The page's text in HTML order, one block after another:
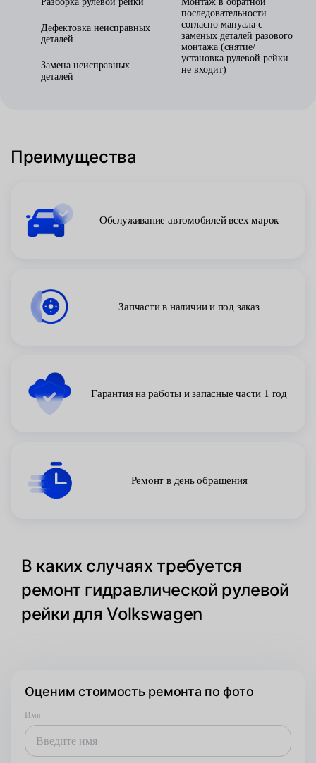
Дефектовка неисправных
деталей
Замена неисправных
деталей
последовательности
согласно мануала с
заменых деталей разового
монтажа (снятие/
установка рулевой рейки
не входит)
Преимущества
Обслуживание автомобилей всех марок
Запчасти в наличии и под заказ
Гарантия на работы и запасные части 1 год
Ремонт в день обращения
В каких случаях требуется
ремонт гидравлической рулевой
рейки для Volkswagen
Оценим стоимость ремонта по фото
Имя